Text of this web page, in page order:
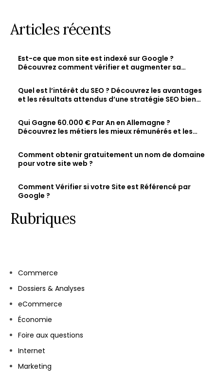
Articles récents
Est-ce que mon site est indexé sur Google ?
Découvrez comment vérifier et augmenter sa
Quel est l’intérêt du SEO ? Découvrez les avantages
et les résultats attendus d’une stratégie SEO bien
Qui Gagne 60.000 € Par An en Allemagne ?
Découvrez les métiers les mieux rémunérés et les
Comment obtenir gratuitement un nom de domaine
pour votre site web ?
Comment Vérifier si votre Site est Référencé par
Google ?
Rubriques
Commerce
Dossiers & Analyses
eCommerce
Économie
Foire aux questions
Internet
Marketing